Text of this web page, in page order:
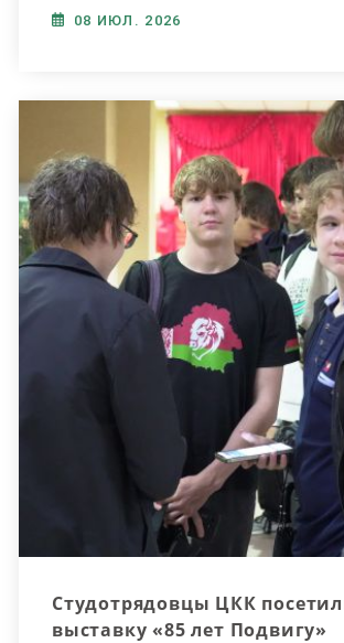
08 ИЮЛ. 2026
Студотрядовцы ЦКК
выставку «85 лет Подвигу»